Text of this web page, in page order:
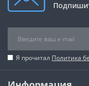
Я прочитал Политика